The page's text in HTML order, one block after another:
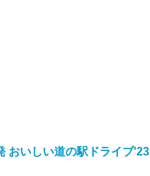
おいしい道の駅ドライブ'23